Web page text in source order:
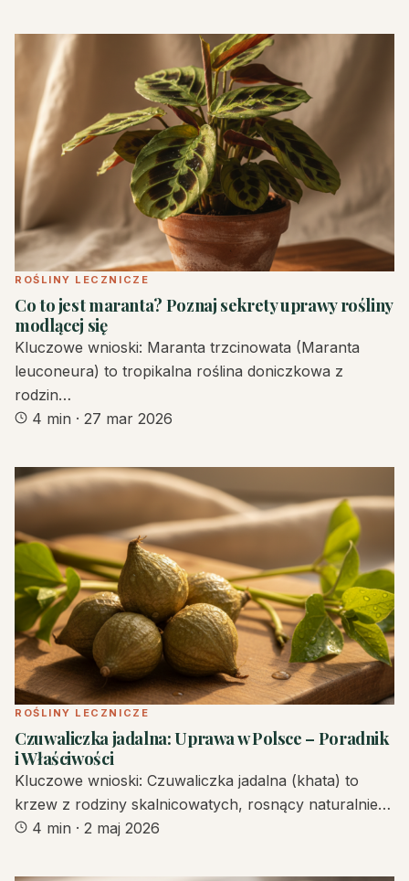
ROŚLINY LECZNICZE
Co to jest maranta? Poznaj sekrety uprawy rośliny
modlącej się
Kluczowe wnioski: Maranta trzcinowata (Maranta
leuconeura) to tropikalna roślina doniczkowa z
rodzin…
4 min · 27 mar 2026
ROŚLINY LECZNICZE
Czuwaliczka jadalna: Uprawa w Polsce – Poradnik
i Właściwości
Kluczowe wnioski: Czuwaliczka jadalna (khata) to
krzew z rodziny skalnicowatych, rosnący naturalnie…
4 min · 2 maj 2026